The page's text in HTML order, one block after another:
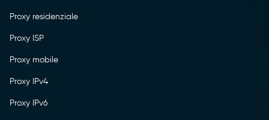
Proxy residenziale
Proxy ISP
Proxy mobile
Proxy IPv4
Proxy IPv6